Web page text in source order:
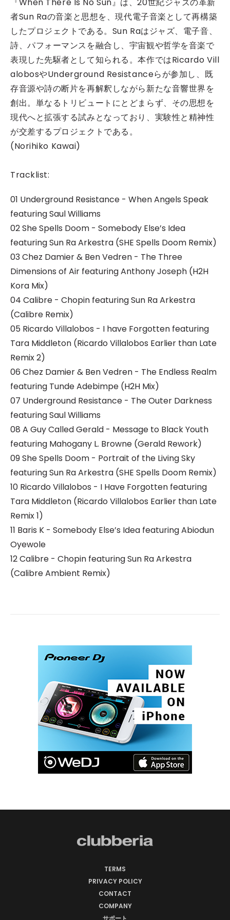
者Sun Raの音楽と思想を、現代電子音楽として再構築
したプロジェクトである。Sun Raはジャズ、電子音、
詩、パフォーマンスを融合し、宇宙観や哲学を音楽で
表現した先駆者として知られる。本作ではRicardo Vill
alobosやUnderground Resistanceらが参加し、既
存音源や詩の断片を再解釈しながら新たな音響世界を
創出。単なるトリビュートにとどまらず、その思想を
現代へと拡張する試みとなっており、実験性と精神性
が交差するプロジェクトである。
(Norihiko Kawai)
Tracklist:
01 Underground Resistance - When Angels Speak
featuring Saul Williams
02 She Spells Doom - Somebody Else’s Idea
featuring Sun Ra Arkestra (SHE Spells Doom Remix)
03 Chez Damier & Ben Vedren - The Three
Dimensions of Air featuring Anthony Joseph (H2H
Kora Mix)
04 Calibre - Chopin featuring Sun Ra Arkestra
(Calibre Remix)
05 Ricardo Villalobos - I have Forgotten featuring
Tara Middleton (Ricardo Villalobos Earlier than Late
Remix 2)
06 Chez Damier & Ben Vedren - The Endless Realm
featuring Tunde Adebimpe (H2H Mix)
07 Underground Resistance - The Outer Darkness
featuring Saul Williams
08 A Guy Called Gerald - Message to Black Youth
featuring Mahogany L. Browne (Gerald Rework)
09 She Spells Doom - Portrait of the Living Sky
featuring Sun Ra Arkestra (SHE Spells Doom Remix)
10 Ricardo Villalobos - I Have Forgotten featuring
Tara Middleton (Ricardo Villalobos Earlier than Late
Remix 1)
11 Baris K - Somebody Else’s Idea featuring Abiodun
Oyewole
12 Calibre - Chopin featuring Sun Ra Arkestra
(Calibre Ambient Remix)
TERMS
PRIVACY POLICY
CONTACT
COMPANY
サポート